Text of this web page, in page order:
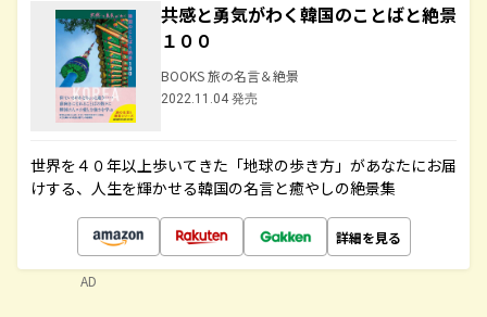
共感と勇気がわく韓国のことばと絶景
１００
BOOKS 旅の名言＆絶景
2022.11.04 発売
世界を４０年以上歩いてきた「地球の歩き方」があなたにお届
けする、人生を輝かせる韓国の名言と癒やしの絶景集
詳細を見る
AD